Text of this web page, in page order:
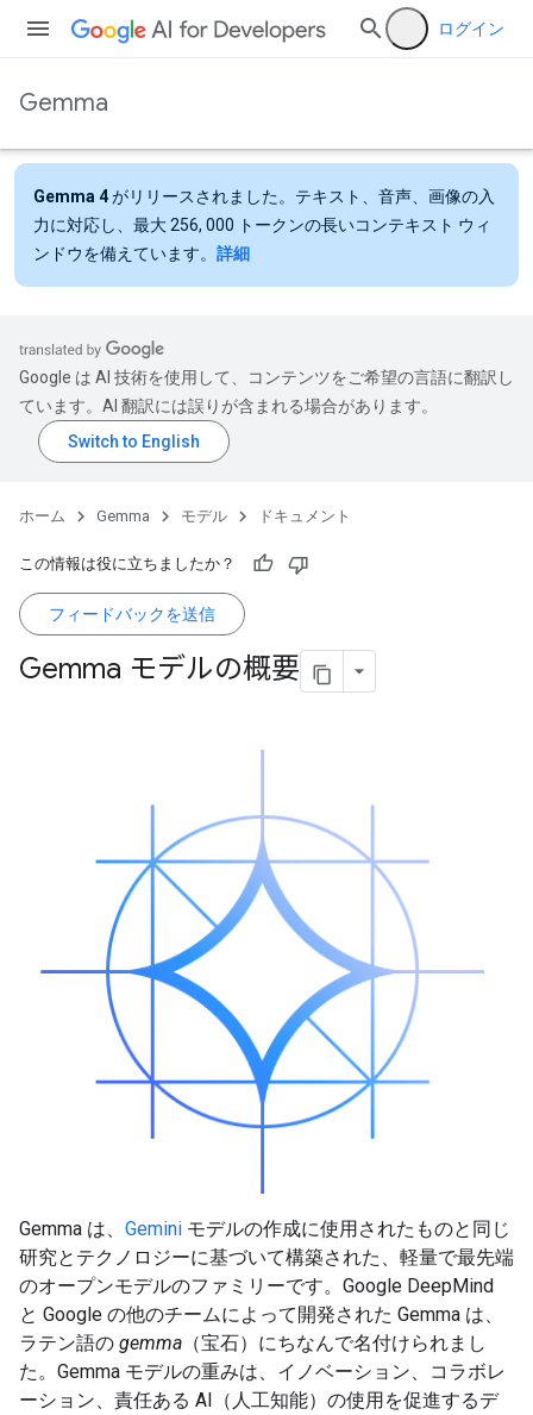
ログイン
Gemma
Gemma 4がリリースされました。テキスト、音声、画像の入
力に対応し、最大 256, 000 トークンの長いコンテキスト ウィ
ンドウを備えています。 詳細
Google は AI 技術を使用して、コンテンツをご希望の言語に翻訳し
ています。AI 翻訳には誤りが含まれる場合があります。
ホーム Gemma モデル ドキュメント
この情報は役に立ちましたか？
フィードバックを送信
Gemma モデルの概要
Gemma は、 Gemini モデルの作成に使用されたものと同じ
研究とテクノロジーに基づいて構築された、軽量で最先端
のオープンモデルのファミリーです。Google DeepMind
と Google の他のチームによって開発された Gemma は、
ラテン語の gemma （宝石）にちなんで名付けられまし
た。Gemma モデルの重みは、イノベーション、コラボレ
ーション、責任ある AI（人工知能）の使用を促進するデ